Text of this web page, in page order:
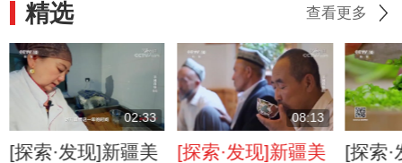
精选 查看更多
02:33
[探索·发现]新疆美
08:13
[探索·发现]新疆美
[探索·